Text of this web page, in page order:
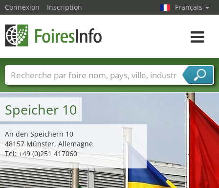
Speicher 10
An den Speichern 10
48157 Münster, Allemagne
Tel: +49 (0)251 417060
Connexion Inscription Français
Toggle
Foire noms Pays Villes
Secteurs de foire
Secteurs du fournisseur de services